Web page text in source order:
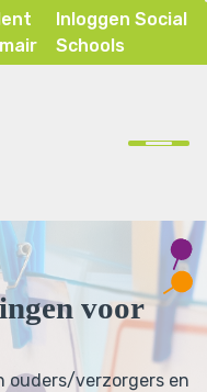
Inloggen Social
Schools
voor
ouders/verzorgers en